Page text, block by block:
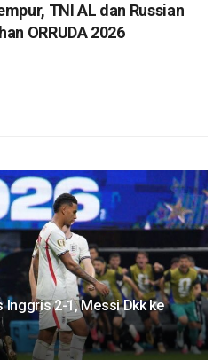
TNI AL dan Russian
ORRUDA 2026
Inggris 2-1, Messi Dkk ke